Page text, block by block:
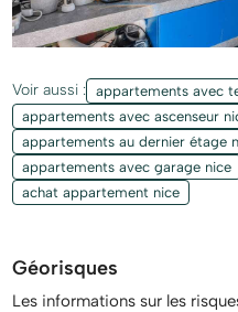
Voir aussi :
appartements avec
appartements avec ascenseur
appartements au dernier étage
appartements avec garage nice
achat appartement nice
Géorisques
Les informations sur les